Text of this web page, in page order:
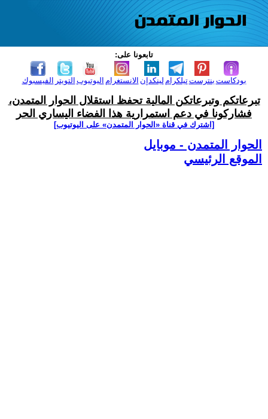
تابعونا على:
الفيسبوك التويتر اليوتيوب الانستغرام لينكدإن تيلكرامبنترست بودكاست
تبرعاتكم وتبرعاتكن المالية تحفظ استقلال الحوار المتمدن،
فشاركونا في دعم استمرارية هذا الفضاء اليساري الحر
[اشترك في قناة ‫«الحوار المتمدن» على اليوتيوب]
الحوار المتمدن - موبايل
الموقع الرئيسي